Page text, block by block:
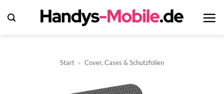
Inhalt
Start » Cover, Cases & Schutzfolien